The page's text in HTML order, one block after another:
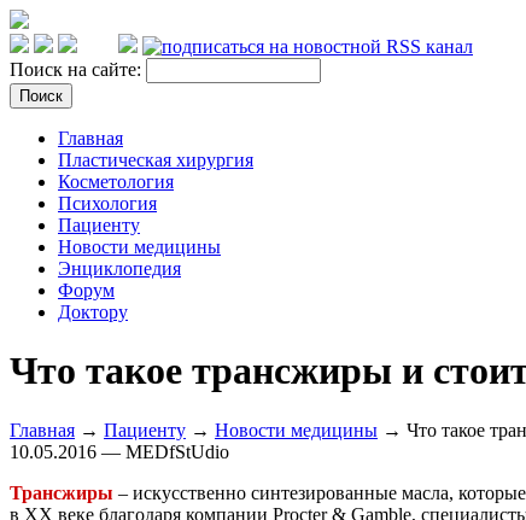
Поиск на сайте:
Главная
Пластическая хирургия
Косметология
Психология
Пациенту
Новости медицины
Энциклопедия
Форум
Доктору
Что такое трансжиры и
Главная → Пациенту → Новости медицины → Что такое
10.05.2016 — MEDfStUdio
Трансжиры – искусственно синтезированные масла,
в XX веке благодаря компании Procter & Gamble,